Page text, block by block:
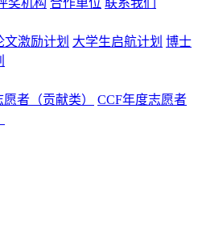
奖机构 合作单位 联系我们
激励计划 大学生启航计划 博士
者（贡献类）
CCF年度志愿者